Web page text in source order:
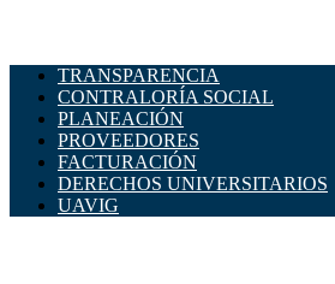
TRANSPARENCIA
CONTRALORÍA SOCIAL
PLANEACIÓN
PROVEEDORES
FACTURACIÓN
DERECHOS UNIVERSITARIOS
UAVIG